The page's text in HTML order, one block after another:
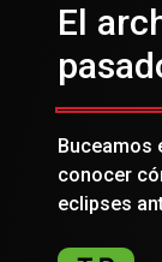
El
Buceamos
conocer
eclipses